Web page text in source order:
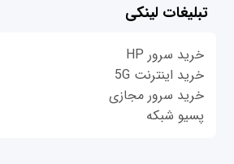
تبلیغات لینکی
خرید سرور HP
خرید اینترنت 5G
خرید سرور مجازی
پسیو شبکه